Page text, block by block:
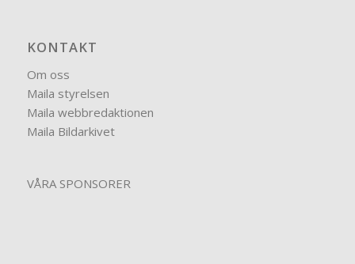
KONTAKT
Om oss
Maila styrelsen
Maila webbredaktionen
Maila Bildarkivet
VÅRA SPONSORER